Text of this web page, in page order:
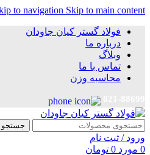
to navigation Skip to main content
فولاد گستر کیان جاودان
درباره ما
وبلاگ
تماس با ما
محاسبه وزن
جستجو
ورود / ثبت نام
0 مورد 0 تومان